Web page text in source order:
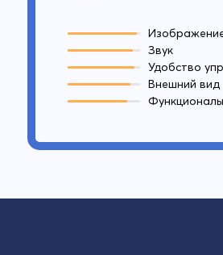
Звук
Удобство
Внешний вид